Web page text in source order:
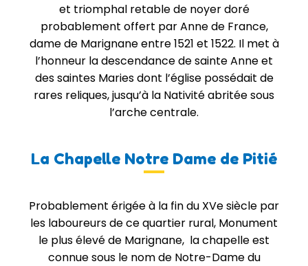
et triomphal retable de noyer doré
probablement offert par Anne de France,
dame de Marignane entre 1521 et 1522. Il met à
l’honneur la descendance de sainte Anne et
des saintes Maries dont l’église possédait de
rares reliques, jusqu’à la Nativité abritée sous
l’arche centrale.
La Chapelle Notre Dame de Pitié
Probablement érigée à la fin du XVe siècle par
les laboureurs de ce quartier rural, Monument
le plus élevé de Marignane, la chapelle est
connue sous le nom de Notre-Dame du